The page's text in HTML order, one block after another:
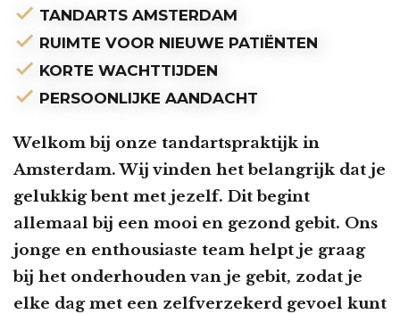
check TANDARTS AMSTERDAM
check RUIMTE VOOR NIEUWE PATIËNTEN
check KORTE WACHTTIJDEN
check PERSOONLIJKE AANDACHT
Welkom bij onze tandartspraktijk in
Amsterdam. Wij vinden het belangrijk dat je
gelukkig bent met jezelf. Dit begint
allemaal bij een mooi en gezond gebit. Ons
jonge en enthousiaste team helpt je graag
bij het onderhouden van je gebit, zodat je
elke dag met een zelfverzekerd gevoel kunt